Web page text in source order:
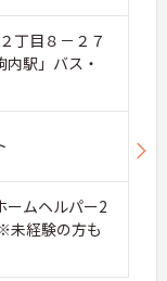
丁目８－２７
駅」バス・
ムヘルパー2
未経験の方も